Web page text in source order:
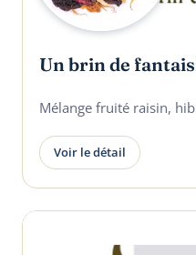
Un brin de
Mélange fruité raisin,
Voir le détail